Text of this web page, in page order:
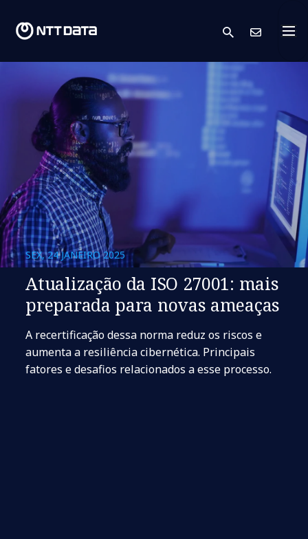
search
SEX, 24 JANEIRO 2025
Atualização da ISO 27001: mais
preparada para novas ameaças
A recertificação dessa norma reduz os riscos e
aumenta a resiliência cibernética. Principais
fatores e desafios relacionados a esse processo.